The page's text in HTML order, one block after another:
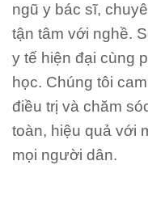
ngũ y bác sĩ,
tận tâm với nghề.
y tế hiện đại cùng
học. Chúng tôi
điều trị và chăm
toàn, hiệu quả với
mọi người dân.